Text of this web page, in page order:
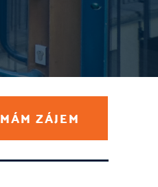
MÁM ZÁJEM